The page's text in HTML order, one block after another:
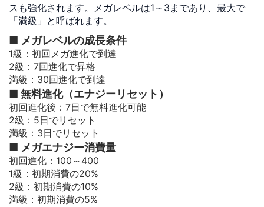
スも強化されます。メガレベルは1～3まであり、最大で
「満級」と呼ばれます。
■ メガレベルの成長条件
1級：初回メガ進化で到達
2級：7回進化で昇格
満級：30回進化で到達
■ 無料進化（エナジーリセット）
初回進化後：7日で無料進化可能
2級：5日でリセット
満級：3日でリセット
■ メガエナジー消費量
初回進化：100～400
1級：初期消費の20%
2級：初期消費の10%
満級：初期消費の5%